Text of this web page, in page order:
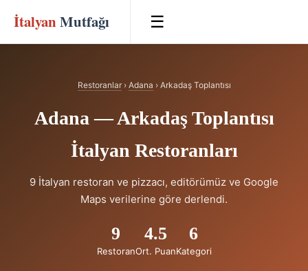
İtalyan Mutfağı ☰
Restoranlar› Adana › Arkadaş Toplantısı
Adana — Arkadaş Toplantısı
İtalyan Restoranları
9 İtalyan restoran ve pizzacı, editörümüz ve Google
Maps verilerine göre derlendi.
9
Restoran
4.5
Ort. Puan
6
Kategori